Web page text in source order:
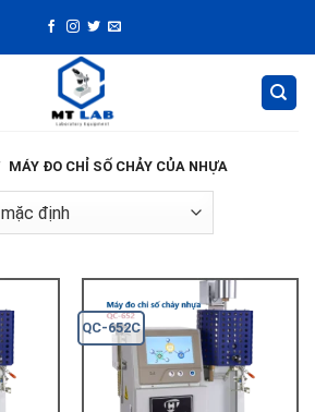
MÁY ĐO CHỈ SỐ CHẢY CỦA NHỰA
QC-652C